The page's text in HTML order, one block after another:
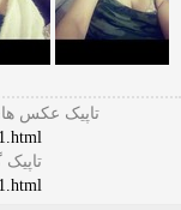
تاپیک عکس